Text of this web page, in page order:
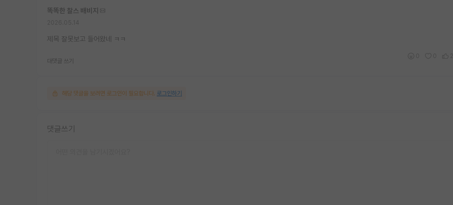
똑똑한 찰스 배비지
제목 잘못보고 들어왔네 ㅋㅋ
대댓글 쓰기
해당 댓글을 보려면 로그인이 필요합니다. 로그인하기
댓글쓰기